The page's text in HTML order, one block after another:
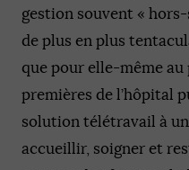
gestion souvent «
de plus en plus
que pour elle-même
premières de l’hôpital
solution télétravail à
accueillir, soigner et